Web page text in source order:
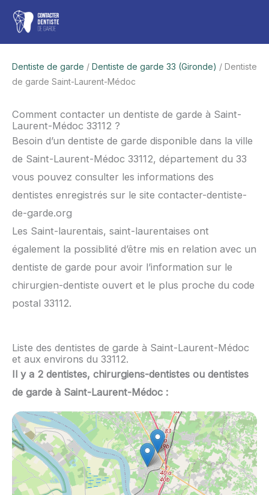
Aller
contenu
Dentiste de garde / Dentiste de garde 33 (Gironde) / Dentiste
de garde Saint-Laurent-Médoc
Comment contacter un dentiste de garde à Saint-
Laurent-Médoc 33112 ?
Besoin d’un dentiste de garde disponible dans la ville
de Saint-Laurent-Médoc 33112, département du 33
vous pouvez consulter les informations des
dentistes enregistrés sur le site contacter-dentiste-
de-garde.org
Les Saint-laurentais, saint-laurentaises ont
également la possiblité d’être mis en relation avec un
dentiste de garde pour avoir l’information sur le
chirurgien-dentiste ouvert et le plus proche du code
postal 33112.
Liste des dentistes de garde à Saint-Laurent-Médoc
et aux environs du 33112.
Il y a 2 dentistes, chirurgiens-dentistes ou dentistes
de garde à Saint-Laurent-Médoc :